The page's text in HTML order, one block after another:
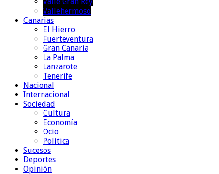
Vallehermoso
Canarias
El Hierro
Fuerteventura
Gran Canaria
La Palma
Lanzarote
Tenerife
Nacional
Internacional
Sociedad
Cultura
Economía
Ocio
Política
Sucesos
Deportes
Opinión